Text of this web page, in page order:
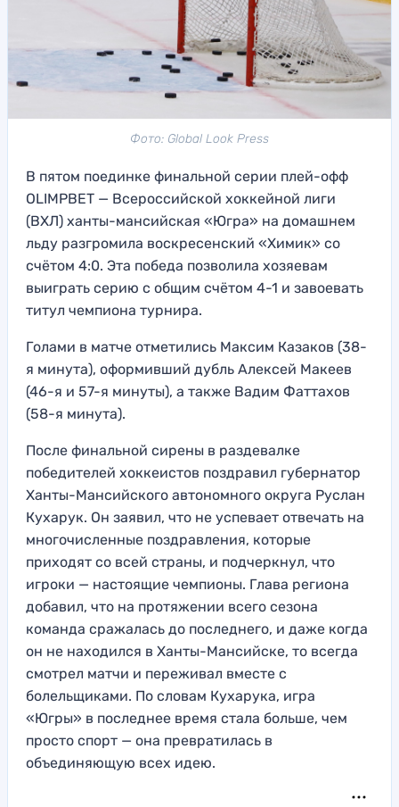
Фото: Global Look Press
В пятом поединке финальной серии плей-офф
OLIMPBET — Всероссийской хоккейной лиги
(ВХЛ) ханты-мансийская «Югра» на домашнем
льду разгромила воскресенский «Химик» со
счётом 4:0. Эта победа позволила хозяевам
выиграть серию с общим счётом 4-1 и завоевать
титул чемпиона турнира.
Голами в матче отметились Максим Казаков (38-
я минута), оформивший дубль Алексей Макеев
(46-я и 57-я минуты), а также Вадим Фаттахов
(58-я минута).
После финальной сирены в раздевалке
победителей хоккеистов поздравил губернатор
Ханты-Мансийского автономного округа Руслан
Кухарук. Он заявил, что не успевает отвечать на
многочисленные поздравления, которые
приходят со всей страны, и подчеркнул, что
игроки — настоящие чемпионы. Глава региона
добавил, что на протяжении всего сезона
команда сражалась до последнего, и даже когда
он не находился в Ханты-Мансийске, то всегда
смотрел матчи и переживал вместе с
болельщиками. По словам Кухарука, игра
«Югры» в последнее время стала больше, чем
просто спорт — она превратилась в
объединяющую всех идею.